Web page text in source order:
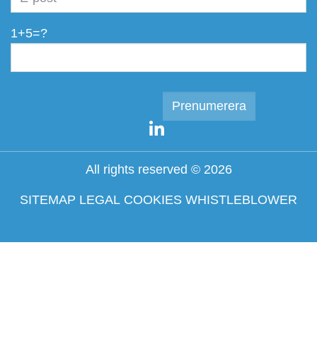
1+5=?
All rights reserved © 2026
SITEMAP LEGAL COOKIES WHISTLEBLOWER